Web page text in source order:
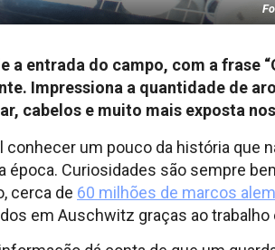
a entrada do campo, com a frase
Impressiona a quantidade de
cabelos e muito mais exposta
conhecer um pouco da história que
época. Curiosidades são sempre
cerca de 60 milhões de marcos
em Auschwitz graças ao trabalho